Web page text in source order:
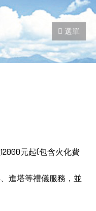
元起(包含火化費
進塔等禮儀服務，並